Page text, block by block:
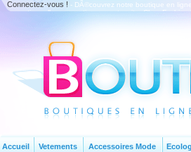
Connectez-vous ! - DÃ©couvrez notre boutique en
promotionnelles en continu sur notre site. Chez
Accueil Vetements Accessoires Mode